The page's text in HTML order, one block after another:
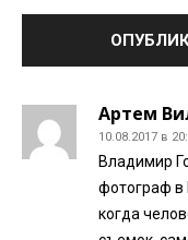
Артем
10.08.2017 в
Владимир
фотограф в
когда